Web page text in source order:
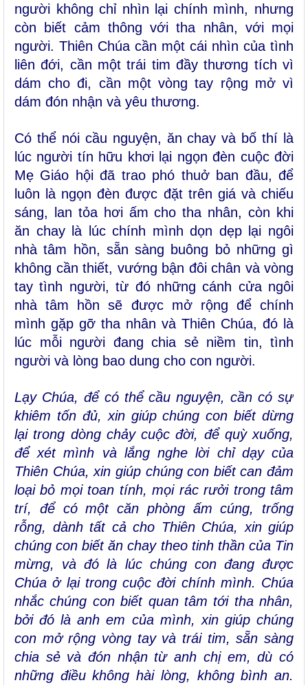
người không chỉ nhìn lại chính mình, nhưng
còn biết cảm thông với tha nhân, với mọi
người. Thiên Chúa cần một cái nhìn của tình
liên đới, cần một trái tim đầy thương tích vì
dám cho đi, cần một vòng tay rộng mở vì
dám đón nhận và yêu thương.
Có thể nói cầu nguyện, ăn chay và bố thí là
lúc người tín hữu khơi lại ngọn đèn cuộc đời
Mẹ Giáo hội đã trao phó thuở ban đầu, để
luôn là ngọn đèn được đặt trên giá và chiếu
sáng, lan tỏa hơi ấm cho tha nhân, còn khi
ăn chay là lúc chính mình dọn dẹp lại ngôi
nhà tâm hồn, sẵn sàng buông bỏ những gì
không cần thiết, vướng bận đôi chân và vòng
tay tình người, từ đó những cánh cửa ngôi
nhà tâm hồn sẽ được mở rộng để chính
mình gặp gỡ tha nhân và Thiên Chúa, đó là
lúc mỗi người đang chia sẻ niềm tin, tình
người và lòng bao dung cho con người.
Lạy Chúa, để có thể cầu nguyện, cần có sự
khiêm tốn đủ, xin giúp chúng con biết dừng
lại trong dòng chảy cuộc đời, để quỳ xuống,
để xét mình và lắng nghe lời chỉ dạy của
Thiên Chúa, xin giúp chúng con biết can đảm
loại bỏ mọi toan tính, mọi rác rưởi trong tâm
trí, để có một căn phòng ấm cúng, trống
rỗng, dành tất cả cho Thiên Chúa, xin giúp
chúng con biết ăn chay theo tinh thần của Tin
mừng, và đó là lúc chúng con đang được
Chúa ở lại trong cuộc đời chính mình. Chúa
nhắc chúng con biết quan tâm tới tha nhân,
bởi đó là anh em của mình, xin giúp chúng
con mở rộng vòng tay và trái tim, sẵn sàng
chia sẻ và đón nhận từ anh chị em, dù có
những điều không hài lòng, không bình an.